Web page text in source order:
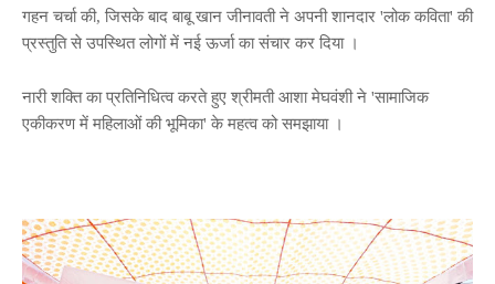
गहन चर्चा की, जिसके बाद बाबू खान जीनावती ने अपनी शानदार 'लोक कविता' की
प्रस्तुति से उपस्थित लोगों में नई ऊर्जा का संचार कर दिया ।
नारी शक्ति का प्रतिनिधित्व करते हुए श्रीमती आशा मेघवंशी ने 'सामाजिक
एकीकरण में महिलाओं की भूमिका' के महत्व को समझाया ।